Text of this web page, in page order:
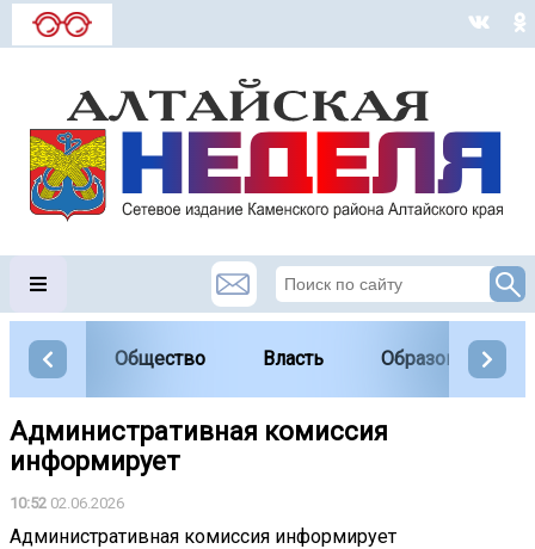
Общество Власть Образование
Административная комиссия
информирует
10:52 02.06.2026
Административная комиссия информирует